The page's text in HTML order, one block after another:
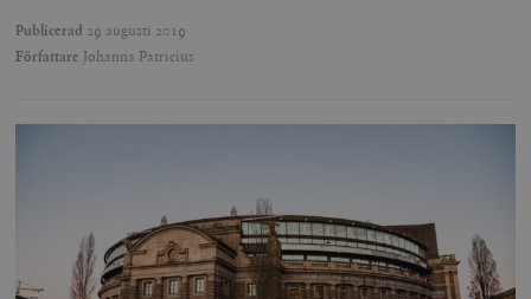
Publicerad 29 augusti 2019
Författare Johanna Patricius